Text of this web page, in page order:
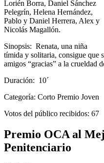
Lorién Borra, Daniel Sánchez
Pelegrín, Helena Hernández,
Pablo y Daniel Herrera, Alex y
Nicolás Magallón.
Sinopsis: Renata, una niña
tímida y solitaria, consigue que
amigos “gracias” a la crueldad
Duración: 10´
Categoría: Corto Premio Joven
Votos del público recibidos: 67
Premio OCA al
Penitenciario